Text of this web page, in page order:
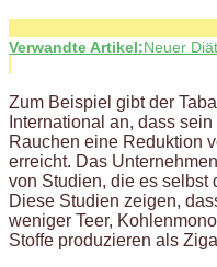
Verwandte Artikel:Neuer
Zum Beispiel gibt der
International an, dass
Rauchen eine Reduktion
erreicht. Das
von Studien, die es selbst
Diese Studien zeigen,
weniger Teer,
Stoffe produzieren als